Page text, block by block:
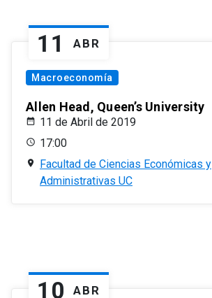
11 ABR
Macroeconomía
Allen Head, Queen’s University
11 de Abril de 2019
17:00
Facultad de Ciencias Económicas y
Administrativas UC
10 ABR